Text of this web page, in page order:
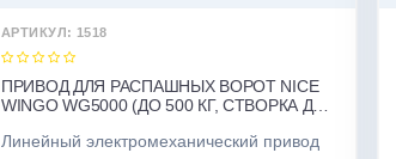
АРТИКУЛ: 1518
ПРИВОД ДЛЯ РАСПАШНЫХ ВОРОТ NICE
WINGO WG5000 (ДО 500 КГ, СТВОРКА ДО
Линейный электромеханический привод